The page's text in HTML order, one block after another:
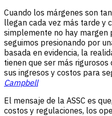
Cuando los márgenes son
llegan cada vez más tarde y
simplemente no hay margen
seguimos presionando por
basada en evidencia, la
tienen que ser más
sus ingresos y costos para
Campbell
El mensaje de la ASSC es
costos y regulaciones, los